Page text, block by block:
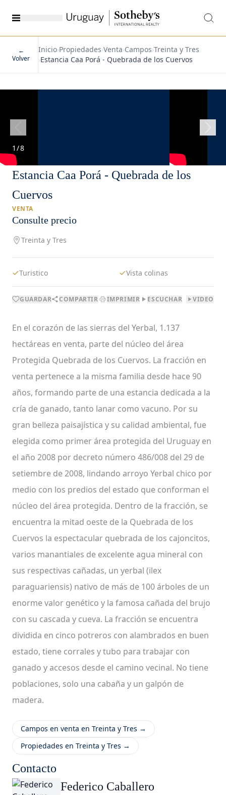
←
Volver
Inicio›Propiedades›Venta›Campos›Treinta y Tres
›Estancia Caa Porá - Quebrada de los Cuervos
1/8
Estancia Caa Porá - Quebrada de los
Cuervos
VENTA
Consulte precio
Treinta y Tres
Turistico Vista colinas
GUARDAR COMPARTIR IMPRIMIR ESCUCHAR VIDEO
En el corazón de las sierras del Yerbal, 1.137
hectáreas en venta, parte del núcleo del área
Protegida Quebrada de los Cuervos. La fracción en
venta pertenece a la misma familia desde hace 90
años, formando parte de una estancia dedicada a la
cría de ganado, tanto lanar como vacuno. Por su
gran belleza paisajística y su calidad ambiental, fue
elegida como primer área protegida del Uruguay en
el año 2008 por decreto número 486/008 del 29 de
setiembre de 2008, lindando arroyo Yerbal chico por
medio con los predios del estado que conforman el
núcleo del área protegida. Dentro de la fracción, se
encuentra la mitad oeste de la Quebrada de los
Cuervos la espectacular quebrada de los cajoncitos,
varios manantiales de excelente agua mineral con
sus respectivas cañadas, un yerbal (ilex
paraguariensis) nativo de más de 100 árboles de un
enorme valor genético y la famosa cañada del brujo
con su cascada y cueva. La fracción se encuentra
dividida en cinco potreros con alambrados en buen
estado, tiene corrales y tubo para trabajar con
ganado y accesos desde el camino vecinal. No tiene
poblaciones, solo una cabaña y un galpón de
madera.
Campos en venta en Treinta y Tres →
Propiedades en Treinta y Tres →
Contacto
Federico Caballero